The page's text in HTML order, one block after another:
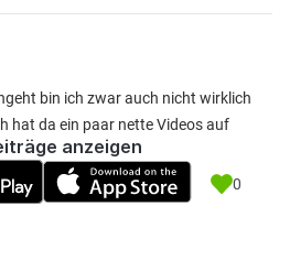
bin ich zwar auch nicht wirklich
hat da ein paar nette Videos auf
0
anzeigen